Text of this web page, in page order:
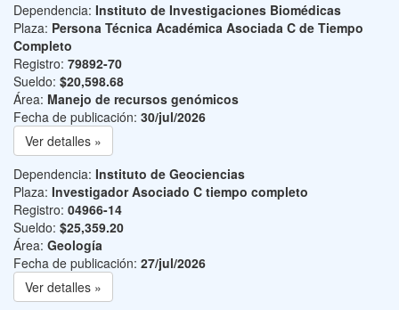
Dependencia: Instituto de Investigaciones Biomédicas
Plaza: Persona Técnica Académica Asociada C de Tiempo
Completo
Registro: 79892-70
Sueldo: $20,598.68
Área: Manejo de recursos genómicos
Fecha de publicación: 30/jul/2026
Ver detalles »
Dependencia: Instituto de Geociencias
Plaza: Investigador Asociado C tiempo completo
Registro: 04966-14
Sueldo: $25,359.20
Área: Geología
Fecha de publicación: 27/jul/2026
Ver detalles »